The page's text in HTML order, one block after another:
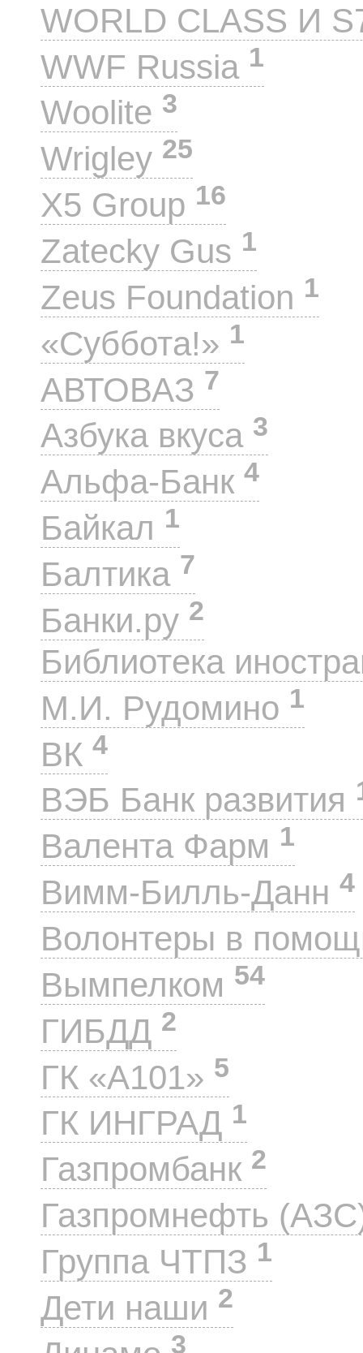
WORLD CLASS И
WWF Russia 1
Woolite 3
Wrigley 25
X5 Group 16
Zatecky Gus 1
Zeus Foundation 1
«Суббота!» 1
АВТОВАЗ 7
Азбука вкуса 3
Альфа-Банк 4
Байкал 1
Балтика 7
Банки.ру 2
Библиотека
М.И. Рудомино 1
ВК 4
ВЭБ Банк развития
Валента Фарм 1
Вимм-Билль-Данн 4
Волонтеры в
Вымпелком 54
ГИБДД 2
ГК «А101» 5
ГК ИНГРАД 1
Газпромбанк 2
Газпромнефть
Группа ЧТПЗ 1
Дети наши 2
3